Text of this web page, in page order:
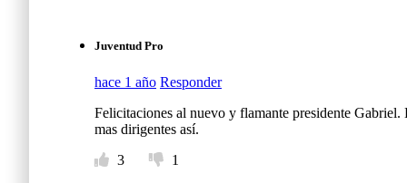
Juventud Pro
hace 1 año Responder
Felicitaciones al nuevo y flamante presidente Gabriel.
mas dirigentes así.
3
1